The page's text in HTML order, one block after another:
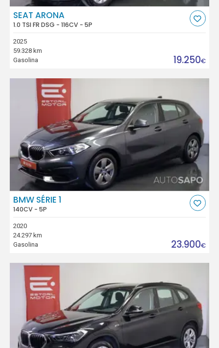
SEAT ARONA
1.0 TSI FR DSG - 116CV - 5P
2025
59.328 km
Gasolina
19.250€
BMW SÉRIE 1
140CV - 5P
2020
24.297 km
Gasolina
23.900€